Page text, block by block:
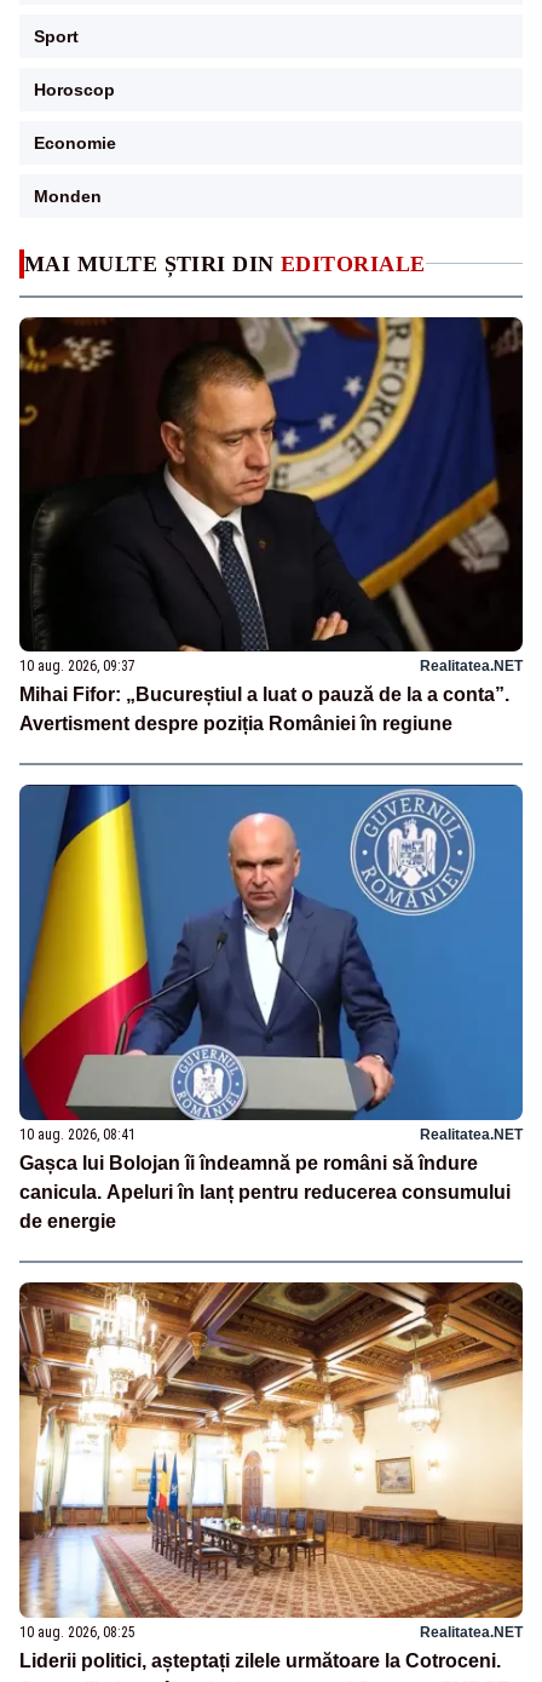
MAI MULTE ȘTIRI DIN EDITORIALE
10 aug. 2026, 09:37 Realitatea.NET
Mihai Fifor: „Bucureștiul a luat o pauză de la a conta”.
Avertisment despre poziția României în regiune
10 aug. 2026, 08:41 Realitatea.NET
Gașca lui Bolojan îi îndeamnă pe români să îndure
canicula. Apeluri în lanț pentru reducerea consumului
de energie
10 aug. 2026, 08:25 Realitatea.NET
Liderii politici, așteptați zilele următoare la Cotroceni.
Sport
Horoscop
Economie
Monden